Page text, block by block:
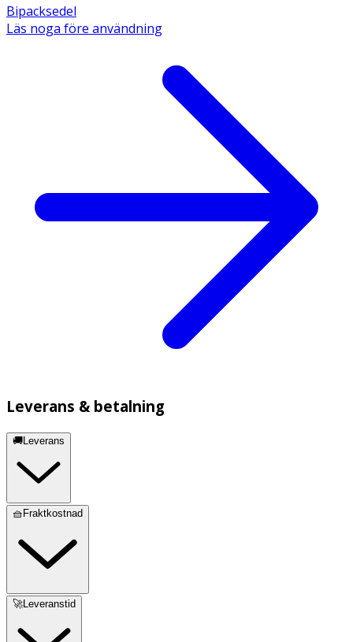
Bipacksedel
Läs noga före användning
Leverans & betalning
🚚Leverans
🧺Fraktkostnad
🚀Leveranstid